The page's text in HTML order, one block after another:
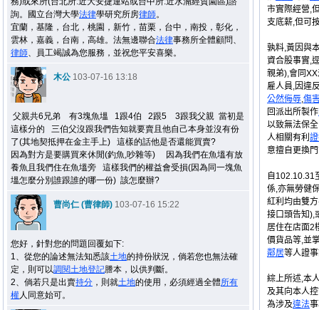
詢。國立台灣大學法律學研究所房律師。
宜蘭，基隆，台北，桃園，新竹，苗栗，台中，南投，彰化，
雲林，嘉義，台南，高雄。法無邊聯合法律事務所全體顧問、
律師、員工竭誠為您服務，並祝您平安喜樂。
木公 103-07-16 13:18
父親共6兄弟 有3塊魚塭 1跟4伯 2跟5 3跟我父親 當初是
這樣分的 三伯父沒跟我們告知就要賣且他自己本身並沒有份
了(其地契抵押在金主手上) 這樣的話他是否還能買賣?
因為對方是要購買來休閒(釣魚,吵雜等) 因為我們在魚塭有放
養魚且我們住在魚塭旁 這樣我們的權益會受損(因為同一塊魚
塭怎麼分別誰跟誰的哪一份) 該怎麼辦?
曹尚仁 (曹律師) 103-07-16 15:22
您好，針對您的問題回覆如下:
1、從您的論述無法知悉該土地的持份狀況，倘若您也無法確
定，則可以調閱土地登記謄本，以供判斷。
2、倘若只是出賣持分 ，則就土地的使用，必須經過全體所有
權人同意始可。
市實際經營,
支底薪,但可
孰料,黃因與
資合股事實,
親弟),會同
雇人員,因違
公然侮辱,傷
回派出所製作
以致無法保
人相關有利
意擅自更換
自102.10.31
係,亦無勞健
紅利均由雙
接口頭告知),
居住在店面2
價貨品等,並
鄰居等人證
綜上所述,本
及其向本人
為涉及違法